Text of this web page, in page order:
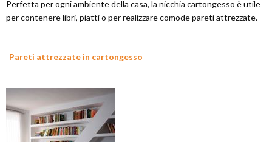
Perfetta per ogni ambiente della casa, la nicchia cartongesso è utile
per contenere libri, piatti o per realizzare comode pareti attrezzate.
Pareti attrezzate in cartongesso